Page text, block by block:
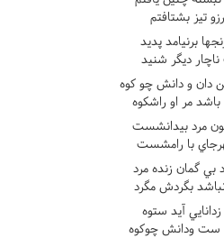
تيز بشتافتم
برنيامد پديد
ديگر شنيد
دان و دانش چو کوه
باشد مر او راشکوه
مرد بيدانشست
با رامشست
بي گمان زنده مرد
بگردش مگرد
آيد ستوه
ست ودانش چوکوه